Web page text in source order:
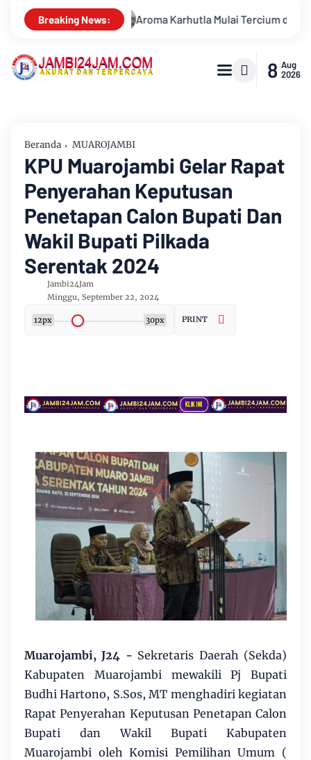
Breaking News:
Tercium di Kota Jambi, Warga Diminta Waspada Hadapi
8 Aug
2026
Beranda MUAROJAMBI
KPU Muarojambi Gelar Rapat
Penyerahan Keputusan
Penetapan Calon Bupati Dan
Wakil Bupati Pilkada
Serentak 2024
Jambi24Jam
Minggu, September 22, 2024
12px 30px PRINT
Muarojambi, J24 - Sekretaris Daerah (Sekda)
Kabupaten Muarojambi mewakili Pj Bupati
Budhi Hartono, S.Sos, MT menghadiri kegiatan
Rapat Penyerahan Keputusan Penetapan Calon
Bupati dan Wakil Bupati Kabupaten
Muarojambi oleh Komisi Pemilihan Umum (